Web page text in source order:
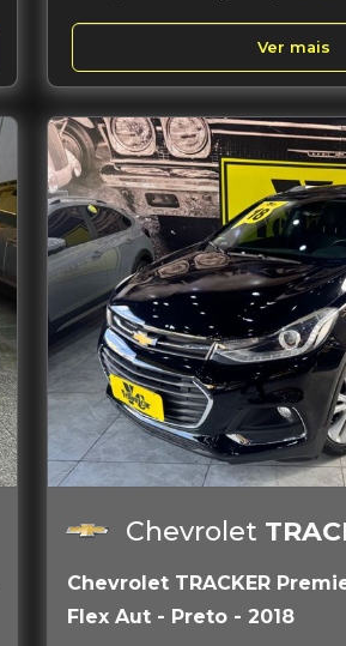
Ver mais
Chevrolet
Chevrolet TRACKER
Flex Aut - Preto - 2018